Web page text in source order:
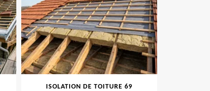
ISOLATION DE TOITURE 69